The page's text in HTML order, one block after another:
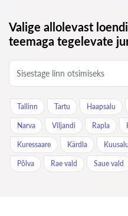
Valige allolevast
teemaga tegelevate
Tallinn Tartu Haapsalu
Narva Viljandi Rapla
Kuressaare Kärdla
Põlva Rae vald Saue vald